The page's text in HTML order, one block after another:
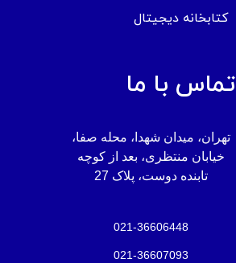
کتابخانه دیجیتال
تماس با ما
تهران، میدان شهدا، محله صفا،
خیابان منتظری، بعد از کوچه
تابنده دوست، پلاک 27
021-36606448
021-36607093